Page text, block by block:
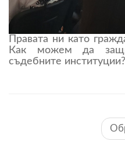
Правата ни като
Как можем да
съдебните институции?